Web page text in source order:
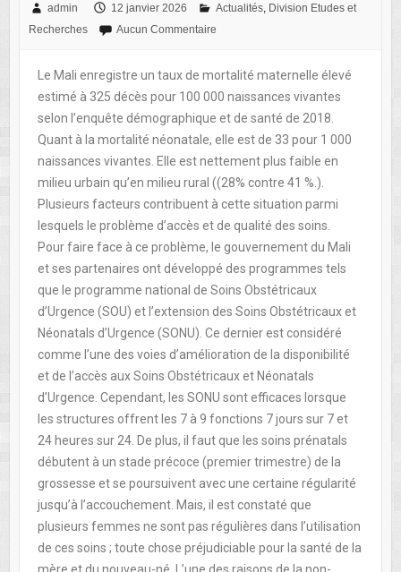
admin 12 janvier 2026 Actualités, Division Etudes et
Recherches
Aucun Commentaire
Le Mali enregistre un taux de mortalité maternelle élevé
estimé à 325 décès pour 100 000 naissances vivantes
selon l’enquête démographique et de santé de 2018.
Quant à la mortalité néonatale, elle est de 33 pour 1 000
naissances vivantes. Elle est nettement plus faible en
milieu urbain qu’en milieu rural ((28% contre 41 %.).
Plusieurs facteurs contribuent à cette situation parmi
lesquels le problème d’accès et de qualité des soins.
Pour faire face à ce problème, le gouvernement du Mali
et ses partenaires ont développé des programmes tels
que le programme national de Soins Obstétricaux
d’Urgence (SOU) et l’extension des Soins Obstétricaux et
Néonatals d’Urgence (SONU). Ce dernier est considéré
comme l’une des voies d’amélioration de la disponibilité
et de l’accès aux Soins Obstétricaux et Néonatals
d’Urgence. Cependant, les SONU sont efficaces lorsque
les structures offrent les 7 à 9 fonctions 7 jours sur 7 et
24 heures sur 24. De plus, il faut que les soins prénatals
débutent à un stade précoce (premier trimestre) de la
grossesse et se poursuivent avec une certaine régularité
jusqu’à l’accouchement. Mais, il est constaté que
plusieurs femmes ne sont pas régulières dans l’utilisation
de ces soins ; toute chose préjudiciable pour la santé de la
mère et du nouveau-né. L’une des raisons de la non-